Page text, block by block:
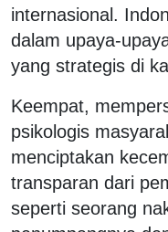
internasional.
dalam upaya-
yang strategis di
Keempat,
psikologis
menciptakan
transparan dari
seperti seorang